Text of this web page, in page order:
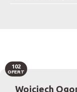
Wojciech
102
OFERT